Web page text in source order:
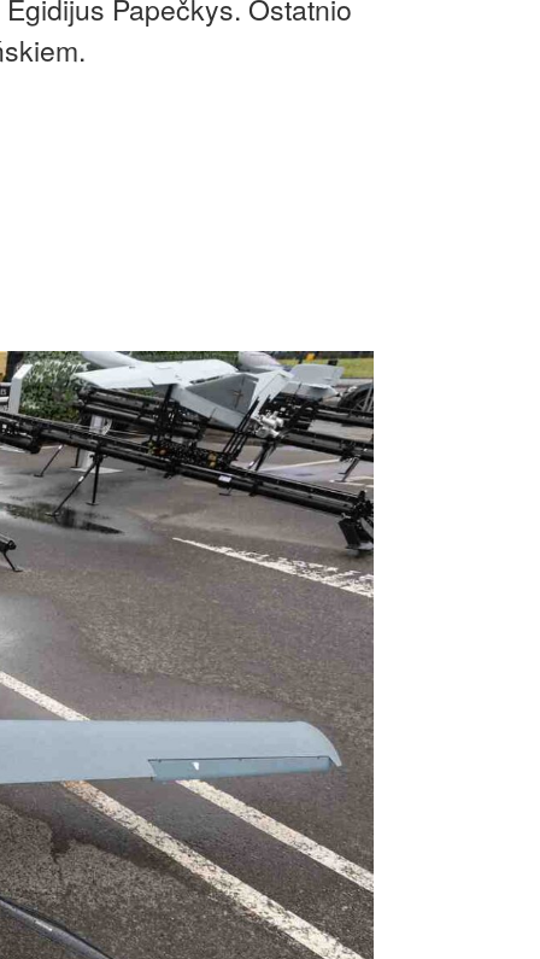
Papečkys. Ostatnio